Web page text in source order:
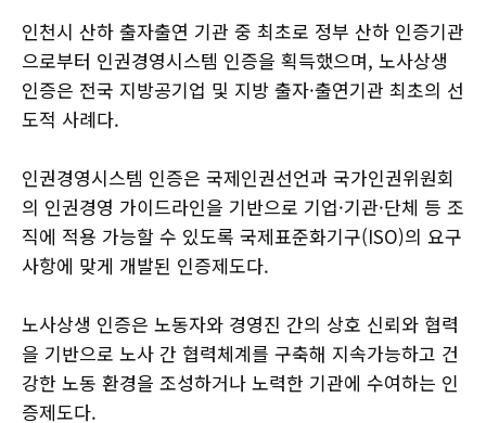
인천시 산하 출자출연 기관 중 최초로 정부 산하 인증기관
으로부터 인권경영시스템 인증을 획득했으며, 노사상생
인증은 전국 지방공기업 및 지방 출자·출연기관 최초의 선
도적 사례다.
인권경영시스템 인증은 국제인권선언과 국가인권위원회
의 인권경영 가이드라인을 기반으로 기업·기관·단체 등 조
직에 적용 가능할 수 있도록 국제표준화기구(ISO)의 요구
사항에 맞게 개발된 인증제도다.
노사상생 인증은 노동자와 경영진 간의 상호 신뢰와 협력
을 기반으로 노사 간 협력체계를 구축해 지속가능하고 건
강한 노동 환경을 조성하거나 노력한 기관에 수여하는 인
증제도다.